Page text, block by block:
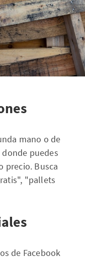
mano o de
puedes
precio. Busca
"pallets
de Facebook